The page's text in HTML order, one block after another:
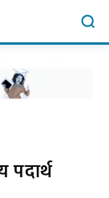
पदार्थ